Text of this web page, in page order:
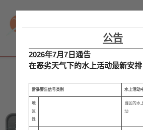
公告
2026年7月7日通告
在恶劣天气下的水上活动最新安排
雷暴警告信号类别 水上活动
地
区
性
当区的水
动